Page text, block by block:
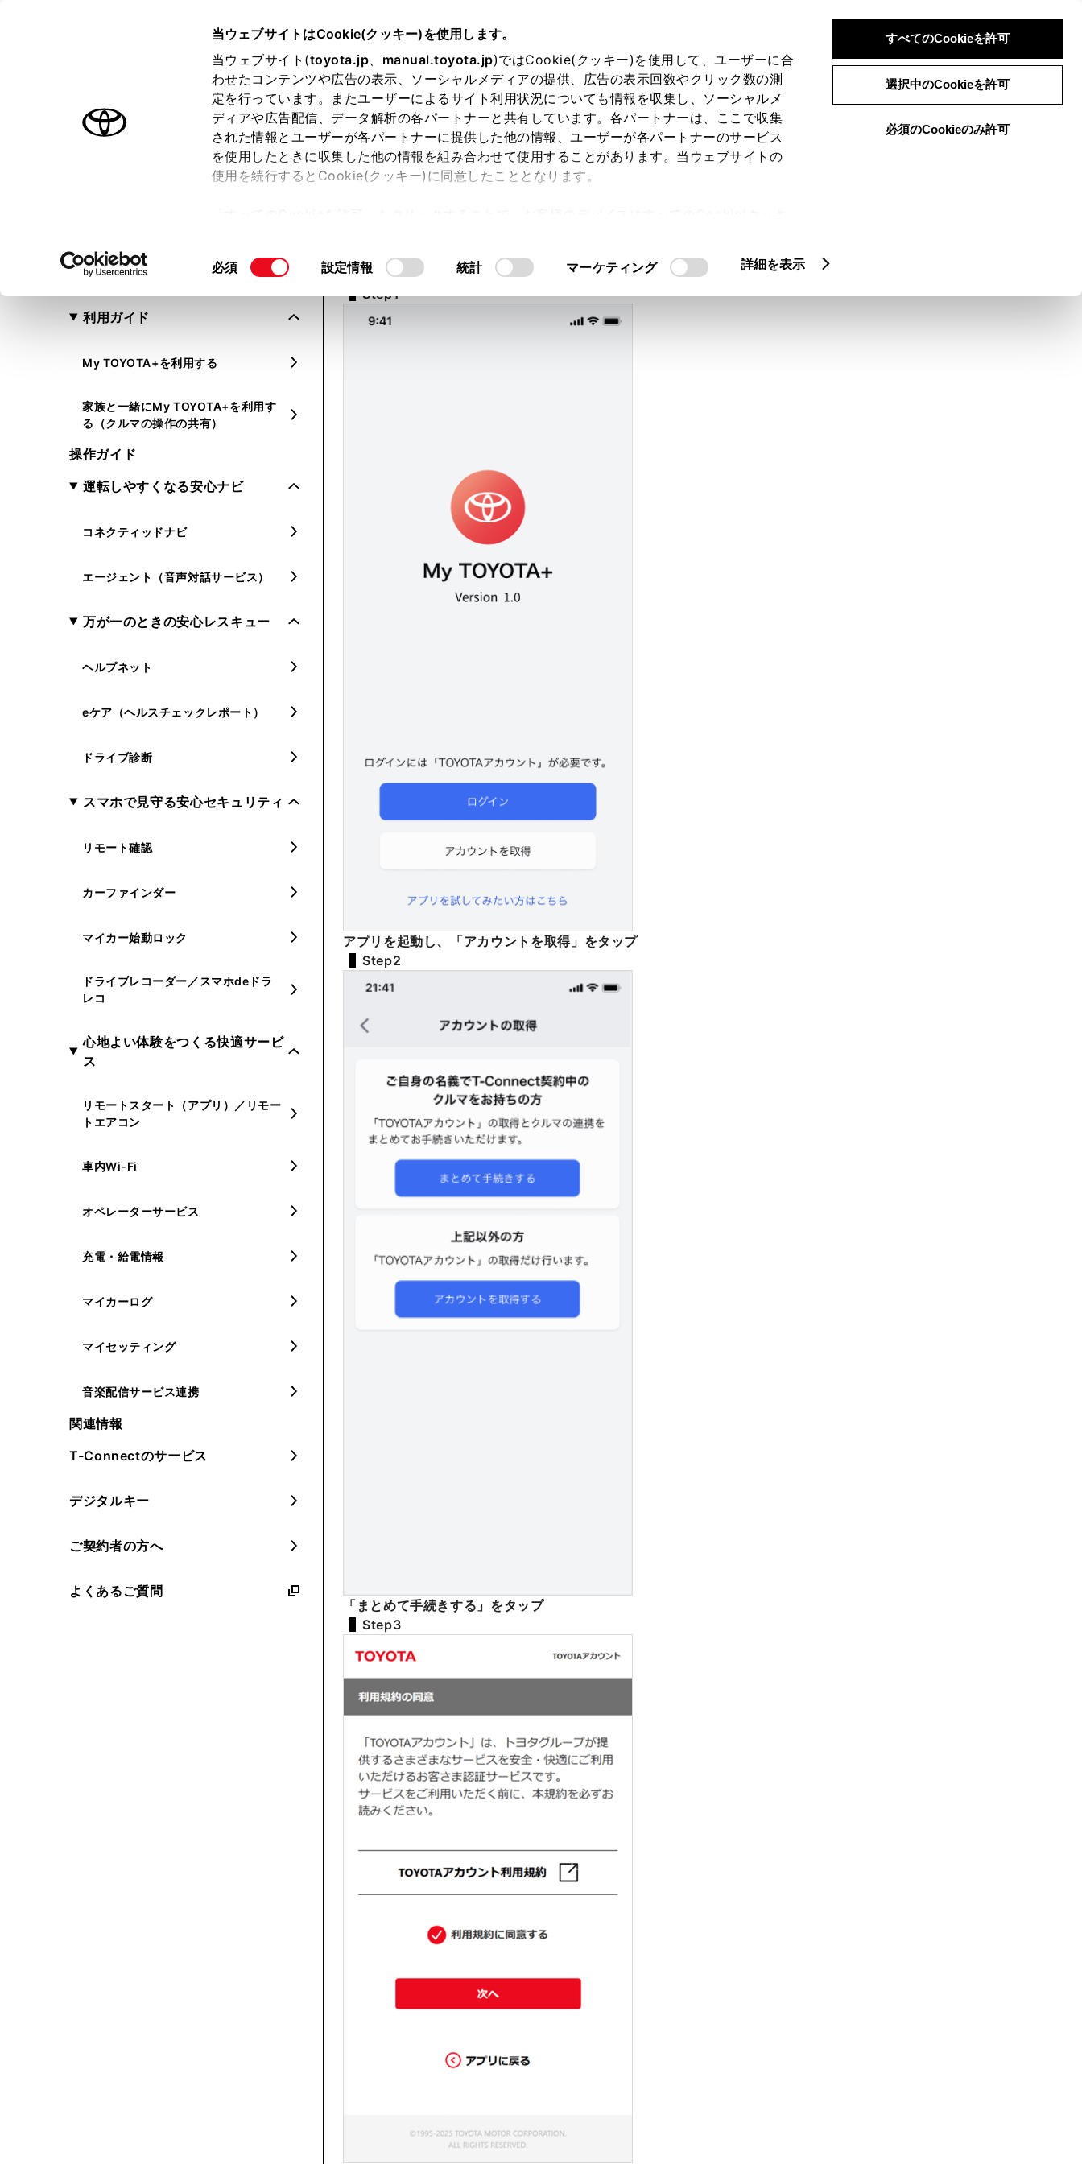
当ウェブサイトはCookie(クッキー)を使用します。
当ウェブサイト(toyota.jp、 manual.toyota.jp)ではCookie(クッキー)を使用して、ユーザーに合
わせたコンテンツや広告の表示、ソーシャルメディアの提供、広告の表示回数やクリック数の測
定を行っています。またユーザーによるサイト利用状況についても情報を収集し、ソーシャルメ
ディアや広告配信、データ解析の各パートナーと共有しています。各パートナーは、ここで収集
された情報とユーザーが各パートナーに提供した他の情報、ユーザーが各パートナーのサービス
を使用したときに収集した他の情報を組み合わせて使用することがあります。当ウェブサイトの
使用を続行するとCookie(クッキー)に同意したこととなります。
て」をご覧ください。
同
必須 設定情報 統計 マーケティング 詳細を表示
すべてのCookieを許可
選択中のCookieを許可
必須のCookieのみ許可
ログイン 検索 メニュー
T-Connect
オーナーズマニュアル
設定した車種向けの情報を表示し
ます
利用ガイド
My TOYOTA+を利用する
家族と一緒にMy TOYOTA+を利用す
る（クルマの操作の共有）
操作ガイド
運転しやすくなる安心ナビ
コネクティッドナビ
エージェント（音声対話サービス）
万が一のときの安心レスキュー
ヘルプネット
eケア（ヘルスチェックレポート）
ドライブ診断
スマホで見守る安心セキュリティ
リモート確認
カーファインダー
マイカー始動ロック
ドライブレコーダー／スマホdeドラ
レコ
心地よい体験をつくる快適サービ
ス
リモートスタート（アプリ）／リモー
トエアコン
車内Wi-Fi
オペレーターサービス
充電・給電情報
マイカーログ
マイセッティング
音楽配信サービス連携
関連情報
T-Connectのサービス
デジタルキー
ご契約者の方へ
よくあるご質問
My TOYOTA+を​利用する​​
「My TOYOTA+」アプリのログイン方法
Step1
アプリを​起動し、​「アカウントを​取得」を​タップ
Step2
「まとめて​手続きする」を​タップ
Step3